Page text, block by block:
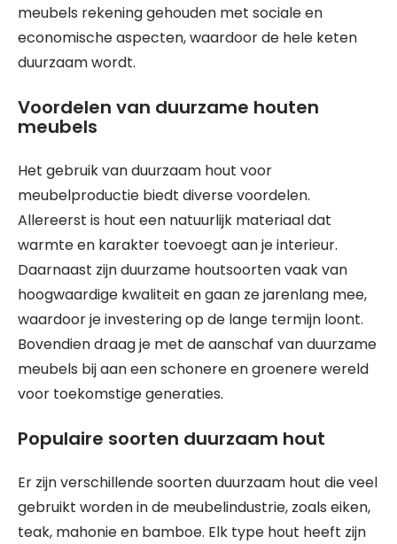
meubels rekening gehouden met sociale en
economische aspecten, waardoor de hele keten
duurzaam wordt.
Voordelen van duurzame houten
meubels
Het gebruik van duurzaam hout voor
meubelproductie biedt diverse voordelen.
Allereerst is hout een natuurlijk materiaal dat
warmte en karakter toevoegt aan je interieur.
Daarnaast zijn duurzame houtsoorten vaak van
hoogwaardige kwaliteit en gaan ze jarenlang mee,
waardoor je investering op de lange termijn loont.
Bovendien draag je met de aanschaf van duurzame
meubels bij aan een schonere en groenere wereld
voor toekomstige generaties.
Populaire soorten duurzaam hout
Er zijn verschillende soorten duurzaam hout die veel
gebruikt worden in de meubelindustrie, zoals eiken,
teak, mahonie en bamboe. Elk type hout heeft zijn